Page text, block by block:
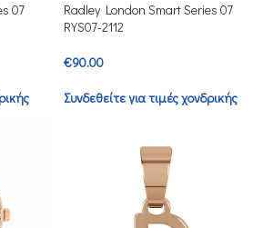
07
Radley London Smart Series 07
RYS07-2112
€90.00
Συνδεθείτε για τιμές χονδρικής